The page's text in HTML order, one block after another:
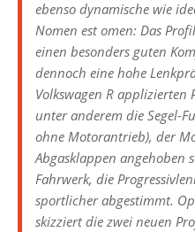
ebenso dynamische wie
Nomen est omen: Das
einen besonders guten
dennoch eine hohe
Volkswagen R applizierten
unter anderem die Segel-
ohne Motorantrieb), der
Abgasklappen angehoben
Fahrwerk, die
sportlicher abgestimmt.
skizziert die zwei neuen